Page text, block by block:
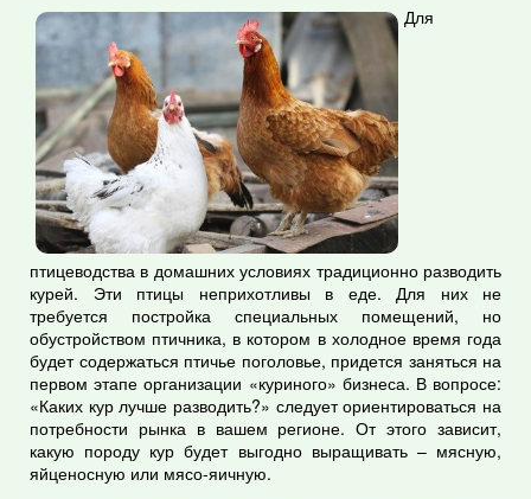
Для
птицеводства в домашних условиях традиционно разводить
курей. Эти птицы неприхотливы в еде. Для них не
требуется постройка специальных помещений, но
обустройством птичника, в котором в холодное время года
будет содержаться птичье поголовье, придется заняться на
первом этапе организации «куриного» бизнеса. В вопросе:
«Каких кур лучше разводить?» следует ориентироваться на
потребности рынка в вашем регионе. От этого зависит,
какую породу кур будет выгодно выращивать – мясную,
яйценосную или мясо-яичную.